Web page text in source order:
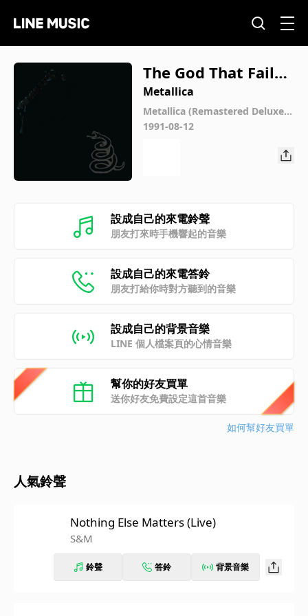
The God That Failed
(Remastered 2021)
Metallica
Metallica (Remastered Deluxe B
ox Set)
1991-08-12
設成自己的來電鈴聲
朋友打來時手機響起的音樂
設成自己的來電答鈴
朋友打給你時對方聽到的音樂
設成自己的背景音樂
LINE 個人檔案頁的心情音樂
幫你的好友買單
送你好友免費設定這首音樂
如何幫好友買單
人氣鈴聲
Nothing Else Matters (Live)
S&M
鈴聲 答鈴 背景音樂